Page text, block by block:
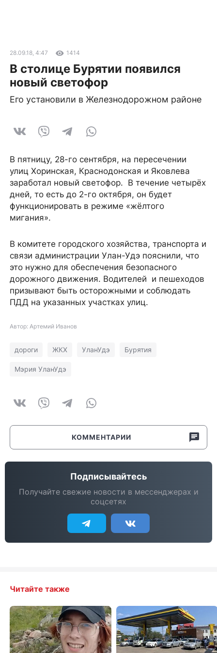
28.09.18, 4:47 1414
В столице Бурятии появился
новый светофор
Его установили в Железнодорожном районе
В пятницу, 28-го сентября, на пересечении
улиц Хоринская, Краснодонская и Яковлева
заработал новый светофор. В течение четырёх
дней, то есть до 2-го октября, он будет
функционировать в режиме «жёлтого
мигания».
В комитете городского хозяйства, транспорта и
связи администрации Улан-Удэ пояснили, что
это нужно для обеспечения безопасного
дорожного движения. Водителей и пешеходов
призывают быть осторожными и соблюдать
ПДД на указанных участках улиц.
Автор: Артемий Иванов
дороги ЖКХ УланУдэ Бурятия
Мэрия УланУдэ
КОММЕНТАРИИ
Подписывайтесь
Получайте свежие новости в мессенджерах и
соцсетях
Читайте также